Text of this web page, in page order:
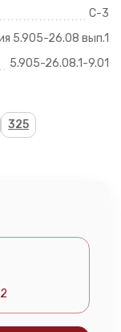
С-3
5.905-26.08 вып.1
5.905-26.08.1-9.01
325